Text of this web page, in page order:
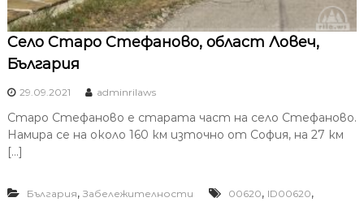
Село Старо Стефаново, област Ловеч,
България
29.09.2021 adminrilaws
Старо Стефаново е старата част на село Стефаново.
Намира се на около 160 км източно от София, на 27 км
[…]
България, Забележителности 00620, ID00620,